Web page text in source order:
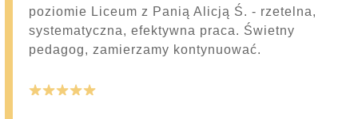
poziomie Liceum z Panią Alicją Ś. - rzetelna,
systematyczna, efektywna praca. Świetny
pedagog, zamierzamy kontynuować.